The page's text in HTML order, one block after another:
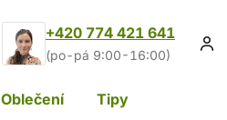
+420 774 421 641
(po-pá 9:00-16:00)
Oblečení Tipy